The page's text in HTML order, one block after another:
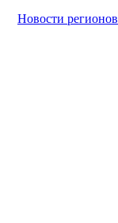
Новости регионов